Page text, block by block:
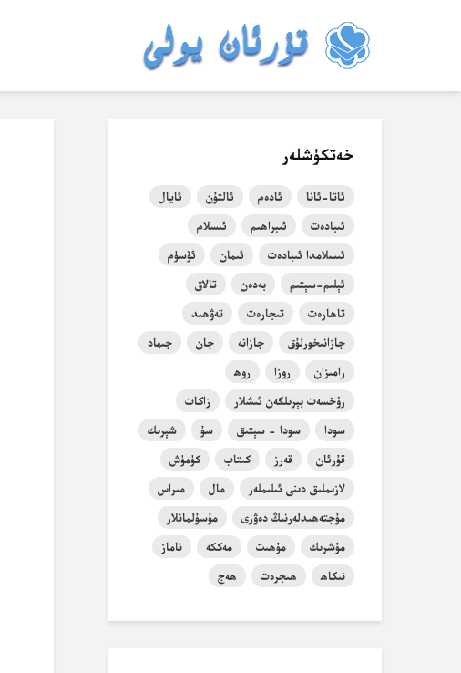
خەتكۈشلەر
ئاتا-ئانا ئادەم ئالتۇن
ئايال
ئىبادەت
ئىبراھىم
ئىسلام
ئىسلامدا ئىبادەت
ئىمان
ئۆسۈم
ئېلىم-سېتىم
بەدەن
تالاق
تاھارەت
تىجارەت
تەۋھىد
جازانىخورلۇق
جازانە جان
جىھاد
رامىزان
روزا
روھ
رۇخسەت بېرىلگەن ئىشلار
زاكات
سودا
سودا - سېتىق سۇ
شېرىك
قۇرئان
قەرز كىتاب
كۈمۈش
لازىملىق دىنى ئىلىملەر
مال
مىراس
مۇجتەھىدلەرنىڭ دەۋرى
مۇسۇلمانلار
مۇشرىك
مۇھىت مەككە
ناماز
نىكاھ
ھىجرەت ھەج